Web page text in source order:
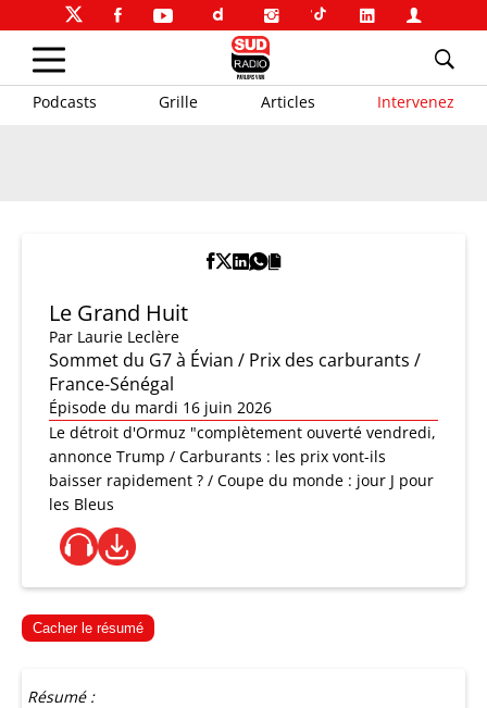
Podcasts Grille Articles Intervenez
Le Grand Huit
Par Laurie Leclère
Sommet du G7 à Évian / Prix des carburants /
France-Sénégal
Épisode du mardi 16 juin 2026
Le détroit d'Ormuz "complètement ouverté vendredi,
annonce Trump / Carburants : les prix vont-ils
baisser rapidement ? / Coupe du monde : jour J pour
les Bleus
Cacher le résumé
Résumé :